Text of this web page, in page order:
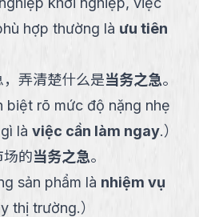
hợp thường là ưu tiên
弄清楚什么是当务之急。
biệt rõ mức độ nặng nhẹ
là việc cần làm ngay.）
场的当务之急。
sản phẩm là nhiệm vụ
thị trường.）